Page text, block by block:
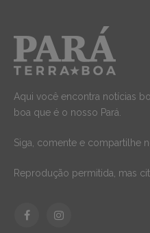
Aqui você encontra notícias
boa que é o nosso Pará.
Siga, comente e compartilhe
Reprodução permitida, mas
FacebookInstagram